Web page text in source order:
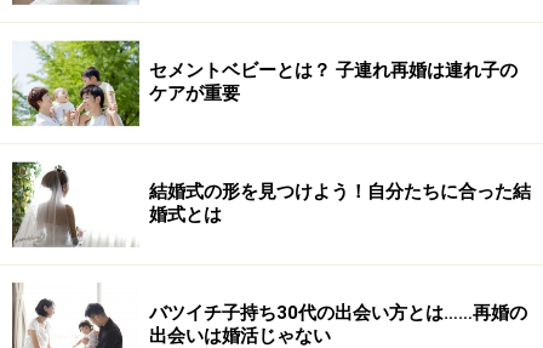
セメントベビーとは？ 子連れ再婚は連れ子の
ケアが重要
結婚式の形を見つけよう！自分たちに合った結
婚式とは
バツイチ子持ち30代の出会い方とは……再婚の
出会いは婚活じゃない